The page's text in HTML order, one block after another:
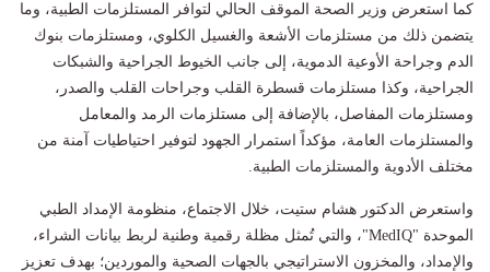
كما استعرض وزير الصحة الموقف الحالي لتوافر المستلزمات الطبية، وما
يتضمن ذلك من مستلزمات الأشعة والغسيل الكلوي، ومستلزمات بنوك
الدم وجراحة الأوعية الدموية، إلى جانب الخيوط الجراحية والشبكات
الجراحية، وكذا مستلزمات قسطرة القلب وجراحات القلب والصدر،
ومستلزمات المفاصل، بالإضافة إلى مستلزمات الرمد والمعامل
والمستلزمات العامة، مؤكداً استمرار الجهود لتوفير احتياطيات آمنة من
مختلف الأدوية والمستلزمات الطبية.
واستعرض الدكتور هشام ستيت، خلال الاجتماع، منظومة الإمداد الطبي
الموحدة "MedIQ"، والتي تُمثل مظلة رقمية وطنية لربط بيانات الشراء،
والإمداد، والمخزون الاستراتيجي بالجهات الصحية والموردين؛ بهدف تعزيز